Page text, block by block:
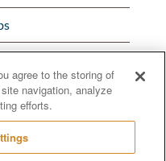
agree to the storing of
navigation, analyze
efforts.